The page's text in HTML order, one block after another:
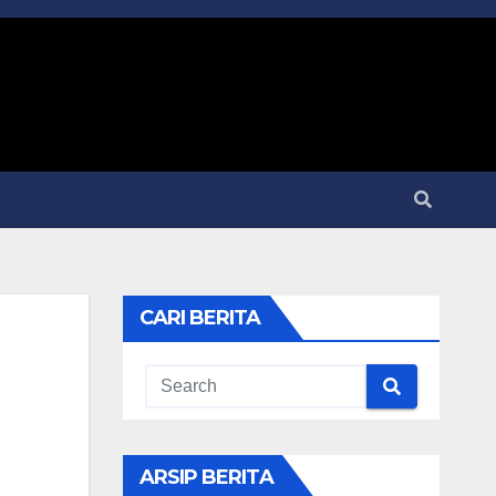
CARI BERITA
ARSIP BERITA